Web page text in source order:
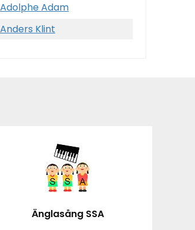
Adolphe Adam
Anders Klint
Änglasång SSA